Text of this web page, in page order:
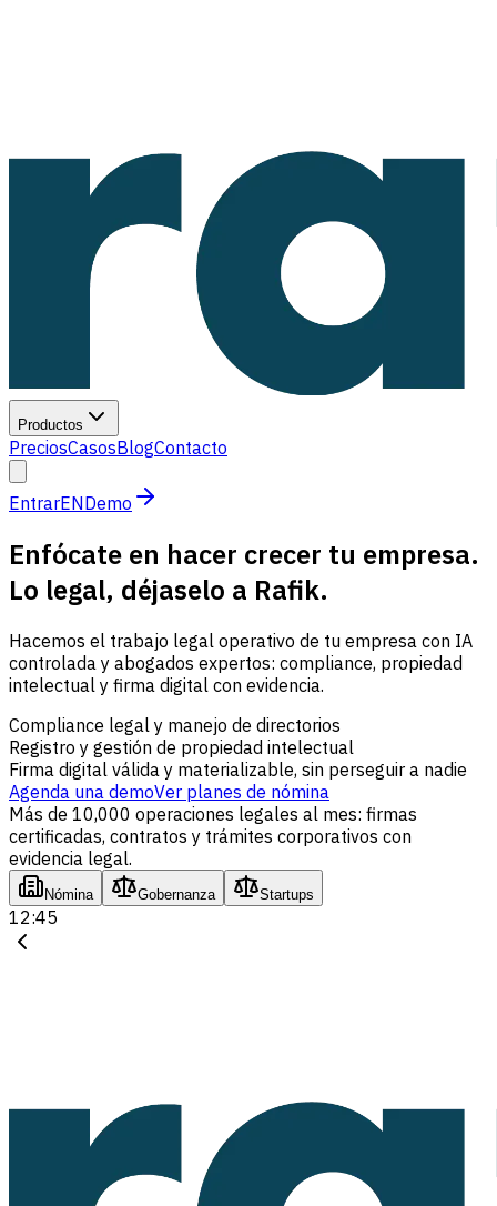
Productos
PreciosCasosBlogContacto
EntrarENDemo
Enfócate en hacer crecer tu empresa.
Lo legal, déjaselo a Rafik.
Hacemos el trabajo legal operativo de tu empresa con IA
controlada y abogados expertos: compliance, propiedad
intelectual y firma digital con evidencia.
Compliance legal y manejo de directorios
Registro y gestión de propiedad intelectual
Firma digital válida y materializable, sin perseguir a nadie
Agenda una demoVer planes de nómina
Más de 10,000 operaciones legales al mes: firmas
certificadas, contratos y trámites corporativos con
evidencia legal.
Nómina Gobernanza Startups
12:45